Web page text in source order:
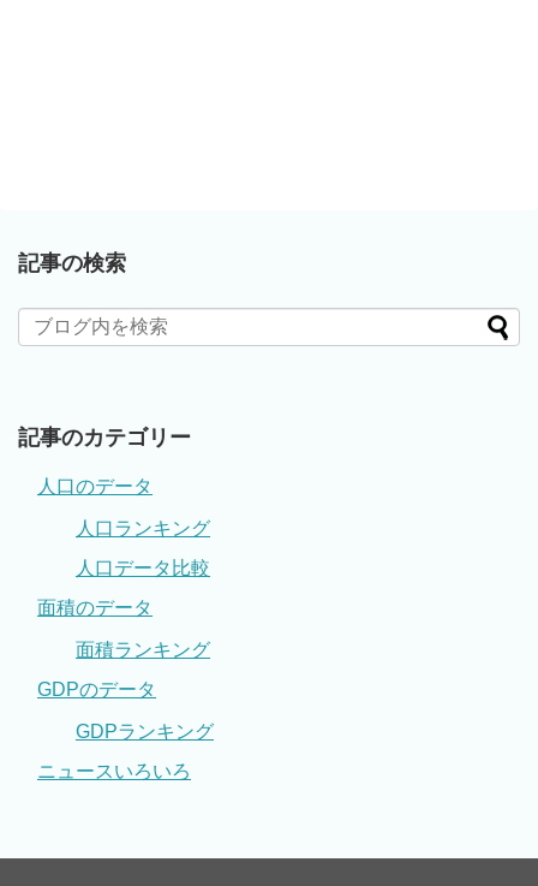
記事の検索
記事のカテゴリー
人口のデータ
人口ランキング
人口データ比較
面積のデータ
面積ランキング
GDPのデータ
GDPランキング
ニュースいろいろ